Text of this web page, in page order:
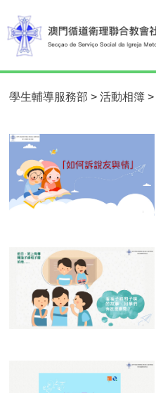
學生輔導服務部 > 活動相簿 >